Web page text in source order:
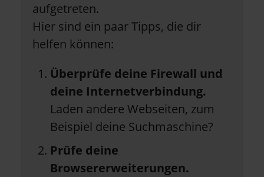
aufgetreten.
Hier sind ein paar Tipps, die dir
helfen können:
Überprüfe deine Firewall und
deine Internetverbindung.
Laden andere Webseiten, zum
Beispiel deine Suchmaschine?
Prüfe deine
Browsererweiterungen.